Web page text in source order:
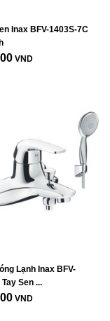
Inax BFV-1403S-7C
VND
Lạnh Inax BFV-
Sen ...
VND